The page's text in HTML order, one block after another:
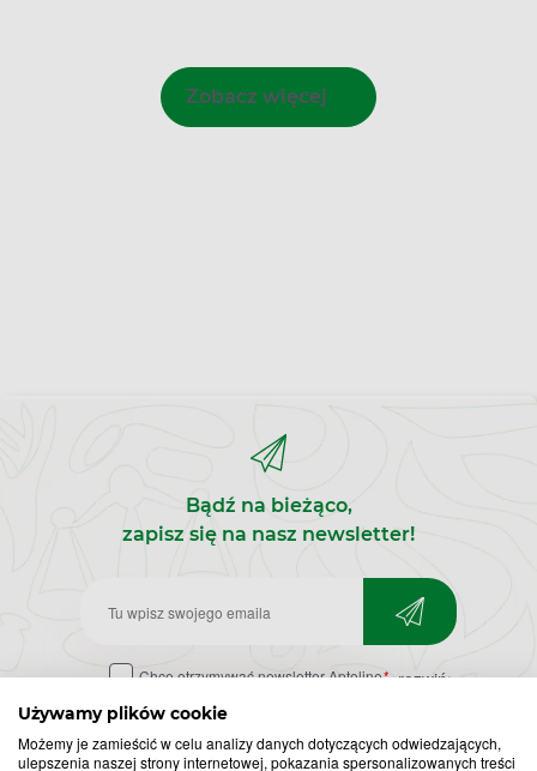
Używamy plików cookie
Możemy je zamieścić w celu analizy danych dotyczących odwiedzających,
ulepszenia naszej strony internetowej, pokazania spersonalizowanych treści
Zobacz więcej
Bądź na bieżąco,
zapisz się na nasz newsletter!
Zapisz
do
newslettera
Chcę otrzymywać newsletter Apteline* rozwiń>